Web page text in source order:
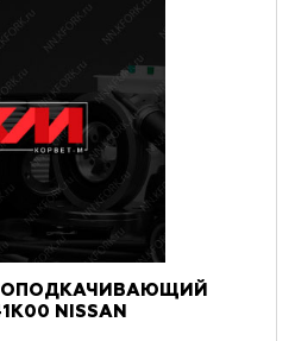
NISSAN